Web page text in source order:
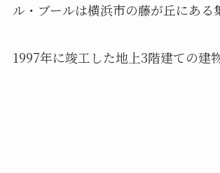
ル・ブールは横浜市の藤が丘にある
1997年に竣工した地上3階建ての建